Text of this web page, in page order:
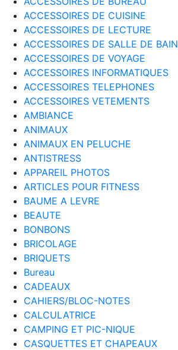
ACCESSOIRES DE CUISINE
ACCESSOIRES DE LECTURE
ACCESSOIRES DE SALLE DE BAIN
ACCESSOIRES DE VOYAGE
ACCESSOIRES INFORMATIQUES
ACCESSOIRES TELEPHONES
ACCESSOIRES VETEMENTS
AMBIANCE
ANIMAUX
ANIMAUX EN PELUCHE
ANTISTRESS
APPAREIL PHOTOS
ARTICLES POUR FITNESS
BAUME A LEVRE
BEAUTE
BONBONS
BRICOLAGE
BRIQUETS
Bureau
CADEAUX
CAHIERS/BLOC-NOTES
CALCULATRICE
CAMPING ET PIC-NIQUE
CASQUETTES ET CHAPEAUX